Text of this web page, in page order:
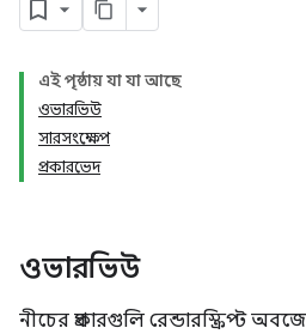
এই পৃষ্ঠায় যা যা আছে
ওভারভিউ
সারসংক্ষেপ
প্রকারভেদ
ওভারভিউ
নীচের প্রকারগুলি রেন্ডারস্ক্রিপ্ট